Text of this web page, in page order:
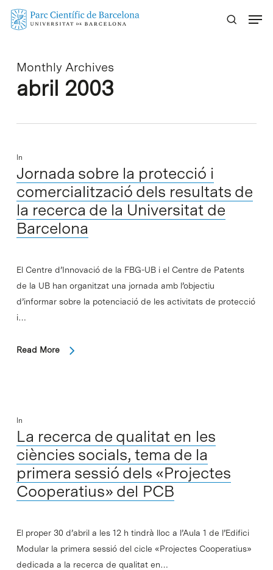
Skip
Monthly Archives
abril 2003
In
Jornada sobre la protecció i
comercialització dels resultats de
la recerca de la Universitat de
Barcelona
El Centre d’Innovació de la FBG-UB i el Centre de Patents
de la UB han organitzat una jornada amb l’objectiu
d’informar sobre la potenciació de les activitats de protecció
i…
Read More
In
La recerca de qualitat en les
ciències socials, tema de la
primera sessió dels «Projectes
Cooperatius» del PCB
El proper 30 d’abril a les 12 h tindrà lloc a l’Aula 1 de l’Edifici
Modular la primera sessió del cicle «Projectes Cooperatius»
dedicada a la recerca de qualitat en…